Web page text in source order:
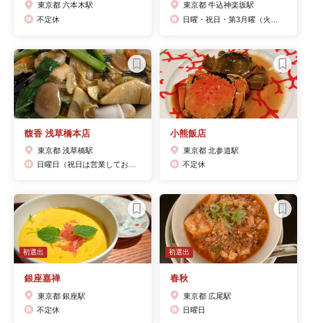
東京都 六本木駅
不定休
東京都 牛込神楽坂駅
馥香 浅草橋本店
東京都 浅草橋駅
小熊飯店
東京都 北参道駅
不定休
初選出
銀座嘉禅
東京都 銀座駅
不定休
初選出
春秋
東京都 広尾駅
日曜日